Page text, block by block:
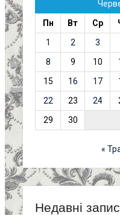
Пн
Вт Ср
1
2 3
8
9 10
15
16 17
22
23 24
29
30
«
Недавні